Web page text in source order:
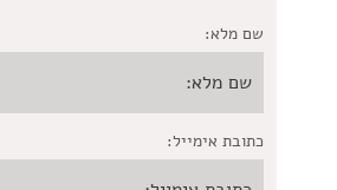
שם מלא:
כתובת אימייל: